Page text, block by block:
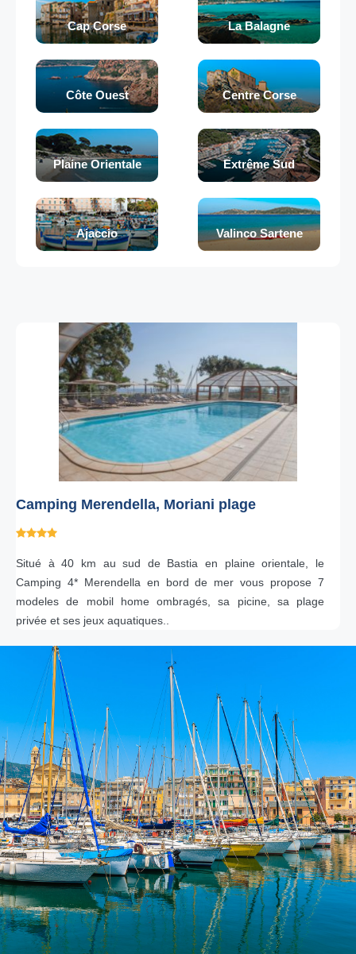
Cap Corse La Balagne
Côte Ouest Centre Corse
Plaine Orientale Extrême Sud
Ajaccio Valinco Sartene
Camping Merendella, Moriani plage
Situé à 40 km au sud de Bastia en plaine orientale, le
Camping 4* Merendella en bord de mer vous propose 7
modeles de mobil home ombragés, sa picine, sa plage
privée et ses jeux aquatiques..